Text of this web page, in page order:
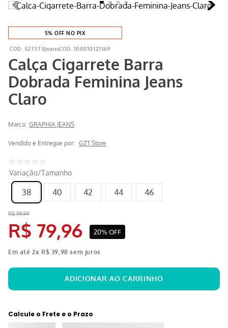
5% OFF NO PIX
527373Jeans 100510121169
Calça Cigarrete Barra
Dobrada Feminina Jeans
Claro
Marca: GRAPHIA JEANS
Vendido e Entregue por: GZT Store
Variação/Tamanho
38 40 42 44 46
R$ 99,99
R$ 79,96 20%OFF
Em até2x R$ 39 98 sem juros
Calcule o Frete e o Prazo